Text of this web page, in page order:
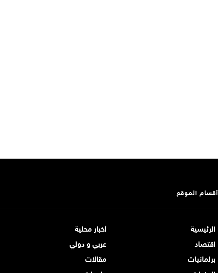
أقسام الموقع
الرئيسية
أخبار محلية
اقتصاد
عربي و دولي
برلمانيات
مقالات